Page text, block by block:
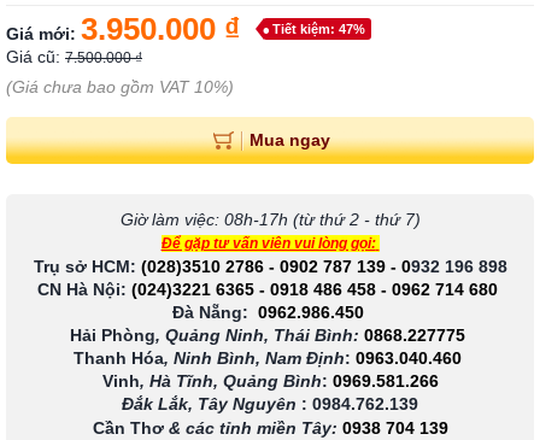
Giá mới: 3.950.000 ₫ Tiết kiệm: 47%
Giá cũ: 7.500.000 ₫
(Giá chưa bao gồm VAT 10%)
Mua ngay
Giờ làm việc: 08h-17h (từ thứ 2 - thứ 7)
Để gặp tư vấn viên vui lòng gọi:
Trụ sở HCM: (028)3510 2786 - 0902 787 139- 0932 196 898
CN Hà Nội: (024)3221 6365 - 0918 486 458 - 0962 714 680
Đà Nẵng: 0962.986.450
Hải Phòng, Quảng Ninh, Thái Bình: 0868.227775
Thanh Hóa, Ninh Bình, Nam Định: 0963.040.460
Vinh, Hà Tĩnh, Quảng Bình: 0969.581.266
Đắk Lắk, Tây Nguyên : 0984.762.139
Cần Thơ & các tỉnh miền Tây: 0938 704 139